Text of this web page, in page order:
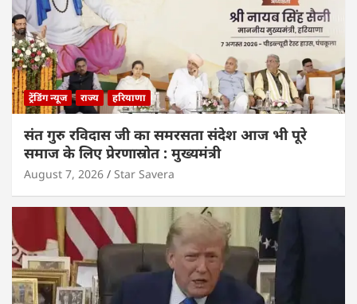
ट्रेंडिंग न्यूज राज्य हरियाणा
संत गुरु रविदास जी का समरसता संदेश आज भी पूरे
समाज के लिए प्रेरणास्रोत : मुख्यमंत्री
August 7, 2026 Star Savera